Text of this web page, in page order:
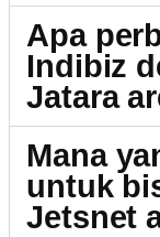
Apa
Indibiz
Jatara
Mana
untuk
Jetsnet